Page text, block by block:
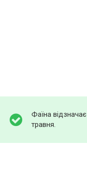
Фаїна відзначає
травня.